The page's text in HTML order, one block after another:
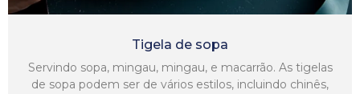
Tigela de sopa
Servindo sopa, mingau, mingau, e macarrão. As tigelas
de sopa podem ser de vários estilos, incluindo chinês,